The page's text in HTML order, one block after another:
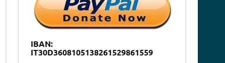
IBAN:
IT30D3608105138261529861559